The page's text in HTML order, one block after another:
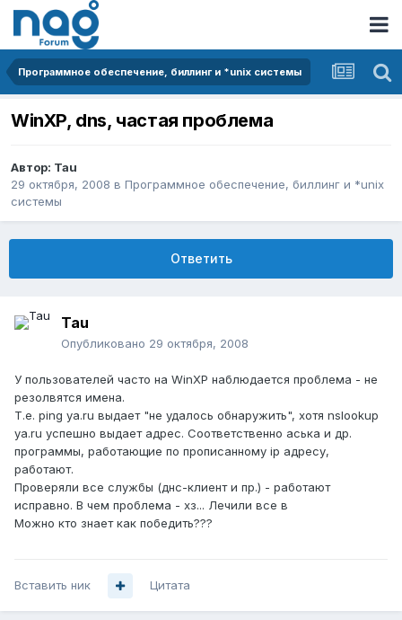
Программное обеспечение, биллинг и *unix системы
WinXP, dns, частая проблема
Автор: Tau
29 октября, 2008 в Программное обеспечение, биллинг и *unix
системы
Ответить
Tau
Опубликовано 29 октября, 2008
У пользователей часто на WinXP наблюдается проблема - не
резолвятся имена.
Т.е. ping ya.ru выдает "не удалось обнаружить", хотя nslookup
ya.ru успешно выдает адрес. Соответственно аська и др.
программы, работающие по прописанному ip адресу,
работают.
Проверяли все службы (днс-клиент и пр.) - работают
исправно. В чем проблема - хз... Лечили все в
Можно кто знает как победить???
Вставить ник Цитата